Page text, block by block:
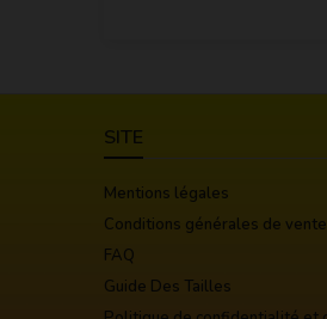
SITE
Mentions légales
Conditions générales de vente
FAQ
Guide Des Tailles